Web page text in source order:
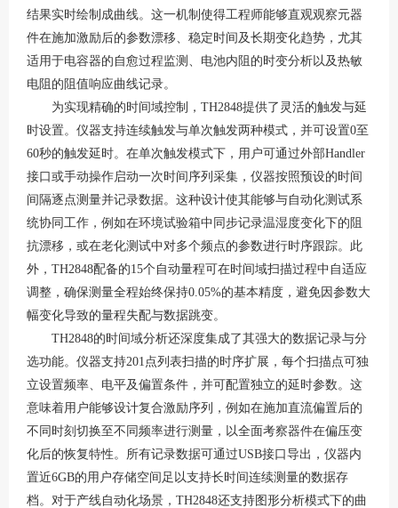
结果实时绘制成曲线。这一机制使得工程师能够直观观察元器
件在施加激励后的参数漂移、稳定时间及长期变化趋势，尤其
适用于电容器的自愈过程监测、电池内阻的时变分析以及热敏
电阻的阻值响应曲线记录。
为实现精确的时间域控制， TH2848提供了灵活的触发与延
时设置。仪器支持连续触发与单次触发两种模式，并可设置0至
60秒的触发延时。在单次触发模式下，用户可通过外部Handler
接口或手动操作启动一次时间序列采集，仪器按照预设的时间
间隔逐点测量并记录数据。这种设计使其能够与自动化测试系
统协同工作，例如在环境试验箱中同步记录温湿度变化下的阻
抗漂移，或在老化测试中对多个频点的参数进行时序跟踪。此
外，TH2848配备的15个自动量程可在时间域扫描过程中自适应
调整，确保测量全程始终保持0.05%的基本精度，避免因参数大
幅变化导致的量程失配与数据跳变。
TH2848的时间域分析还深度集成了其强大的数据记录与分
选功能。仪器支持201点列表扫描的时序扩展，每个扫描点可独
立设置频率、电平及偏置条件，并可配置独立的延时参数。这
意味着用户能够设计复合激励序列，例如在施加直流偏置后的
不同时刻切换至不同频率进行测量，以全面考察器件在偏压变
化后的恢复特性。所有记录数据可通过USB接口导出，仪器内
置近6GB的用户存储空间足以支持长时间连续测量的数据存
档。对于产线自动化场景， TH2848还支持图形分析模式下的曲